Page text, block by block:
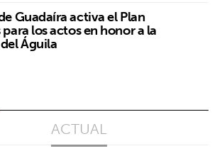
Guadaíra activa el Plan
los actos en honor a la
Águila
ACTUAL